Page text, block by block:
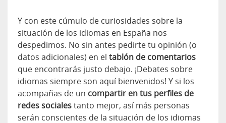
Y con este cúmulo de curiosidades sobre la
situación de los idiomas en España nos
despedimos. No sin antes pedirte tu opinión (o
datos adicionales) en el tablón de comentarios
que encontrarás justo debajo. ¡Debates sobre
idiomas siempre son aquí bienvenidos! Y si los
acompañas de un compartir en tus perfiles de
redes socialestanto mejor, así más personas
serán conscientes de la situación de los idiomas